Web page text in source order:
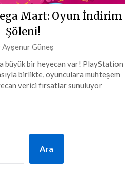
Mart: Oyun İndirim
Şöleni!
Ayşenur Güneş
büyük bir heyecan var! PlayStation
birlikte, oyunculara muhteşem
verici fırsatlar sunuluyor
Ara